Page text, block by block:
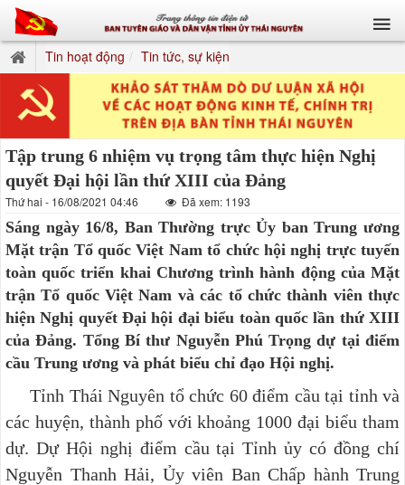
Tin hoạt động Tin tức, sự kiện
Tập trung 6 nhiệm vụ trọng tâm thực hiện Nghị
quyết Đại hội lần thứ XIII của Đảng
Thứ hai - 16/08/2021 04:46 Đã xem: 1193
Sáng ngày 16/8, Ban Thường trực Ủy ban Trung ương
Mặt trận Tổ quốc Việt Nam tổ chức hội nghị trực tuyến
toàn quốc triển khai Chương trình hành động của Mặt
trận Tổ quốc Việt Nam và các tổ chức thành viên thực
hiện Nghị quyết Đại hội đại biểu toàn quốc lần thứ XIII
của Đảng. Tổng Bí thư Nguyễn Phú Trọng dự tại điểm
cầu Trung ương và phát biểu chỉ đạo Hội nghị.
Tỉnh Thái Nguyên tổ chức 60 điểm cầu tại tỉnh và
các huyện, thành phố với khoảng 1000 đại biểu tham
dự. Dự Hội nghị điểm cầu tại Tỉnh ủy có đồng chí
Nguyễn Thanh Hải, Ủy viên Ban Chấp hành Trung